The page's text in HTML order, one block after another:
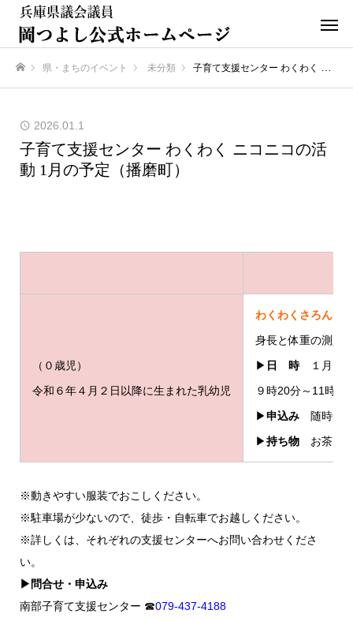
県・まちのイベント 未分類 子育て支援センター わくわく ニコニコの活動 1月の予定（播磨町）
2026.01.1
子育て支援センター わくわく ニコニコの活
動 1月の予定（播磨町）
（０歳児）
令和６年４月２日以降に生まれた乳幼児
わくわくさろん
身長と体重の測定
▶ 日 時１月７日
９時20分～11時
▶申込み 随時受
▶持ち物 お茶、
※動きやすい服装でおこしください。
※駐車場が少ないので、徒歩・自転車でお越しください。
※詳しくは、それぞれの支援センターへお問い合わせくださ
い。
▶問合せ・申込み
南部子育て支援センター ☎︎079-437-4188